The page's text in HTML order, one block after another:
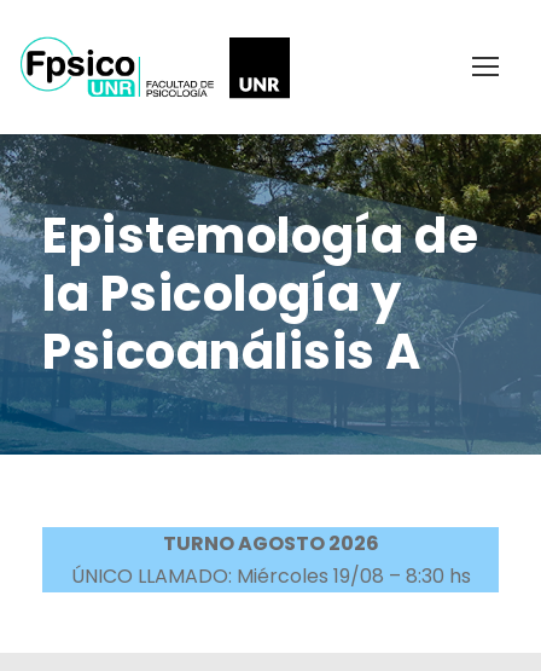
Epistemología de
la Psicología y
Psicoanálisis A
TURNO AGOSTO 2026
ÚNICO LLAMADO: Miércoles 19/08 – 8:30 hs